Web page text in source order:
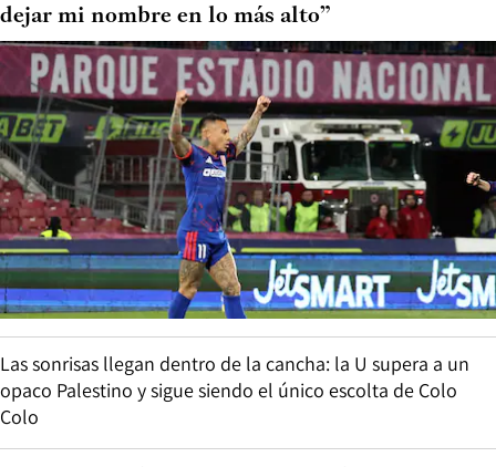
dejar mi nombre en lo más alto”
Las sonrisas llegan dentro de la cancha: la U supera a un
opaco Palestino y sigue siendo el único escolta de Colo
Colo